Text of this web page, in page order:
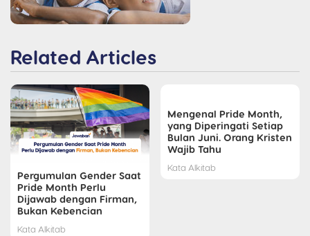
Related Articles
Pergumulan Gender Saat
Pride Month Perlu
Dijawab dengan Firman,
Bukan Kebencian
Kata Alkitab
Mengenal Pride Month,
yang Diperingati Setiap
Bulan Juni. Orang Kristen
Wajib Tahu
Kata Alkitab